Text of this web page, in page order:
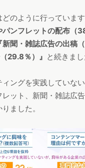
どのように行っていま
パンフレットの配布（
『新聞・雑誌広告の出稿
29.8％）』 と続きまし
ングを実践していな
ット、新聞・雑誌広
ました。